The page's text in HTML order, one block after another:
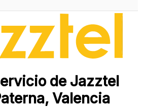
de Jazztel
Valencia